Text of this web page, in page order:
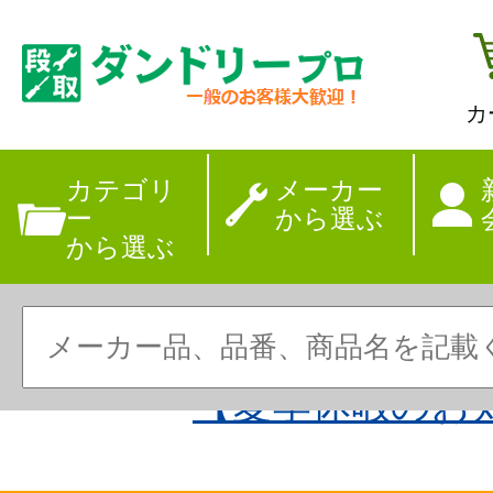
カテゴリ
ー
から選ぶ
メーカー
から選ぶ
【夏季休暇のお